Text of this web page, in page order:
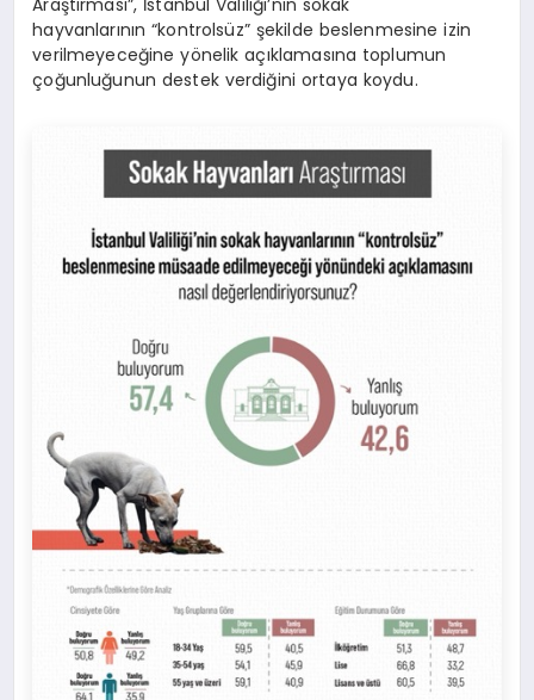
hayvanlarının “kontrolsüz” şekilde beslenmesine izin
verilmeyeceğine yönelik açıklamasına toplumun
çoğunluğunun destek verdiğini ortaya koydu.